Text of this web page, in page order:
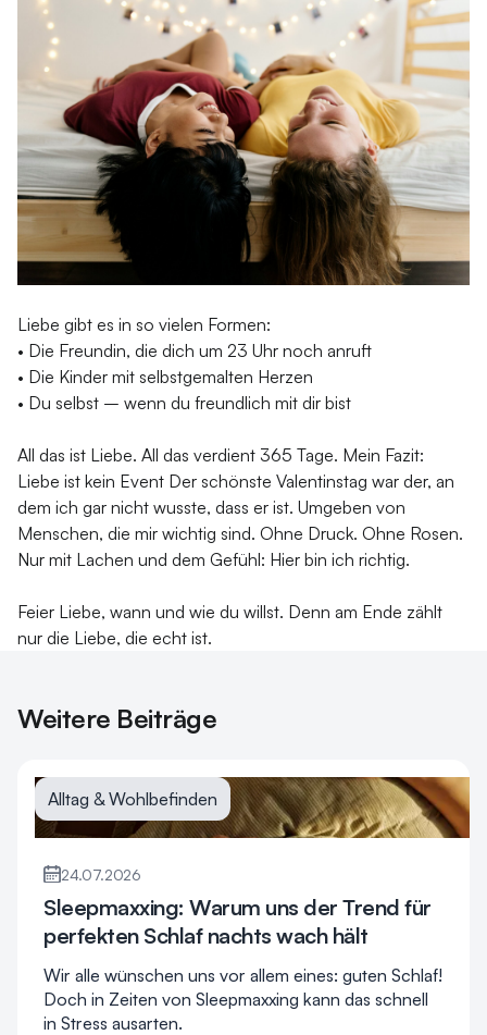
Liebe gibt es in so vielen Formen:
• Die Freundin, die dich um 23 Uhr noch anruft
• Die Kinder mit selbstgemalten Herzen
• Du selbst – wenn du freundlich mit dir bist
All das ist Liebe. All das verdient 365 Tage. Mein Fazit:
Liebe ist kein Event Der schönste Valentinstag war der, an
dem ich gar nicht wusste, dass er ist. Umgeben von
Menschen, die mir wichtig sind. Ohne Druck. Ohne Rosen.
Nur mit Lachen und dem Gefühl: Hier bin ich richtig.
Feier Liebe, wann und wie du willst. Denn am Ende zählt
nur die Liebe, die echt ist.
Weitere Beiträge
Alltag & Wohlbefinden
24.07.2026
Sleepmaxxing: Warum uns der Trend für
perfekten Schlaf nachts wach hält
Wir alle wünschen uns vor allem eines: guten Schlaf!
Doch in Zeiten von Sleepmaxxing kann das schnell
in Stress ausarten.